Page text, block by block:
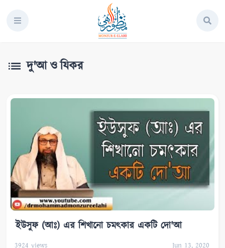
দু'আ ও যিকর
ইউসুফ (আঃ) এর শিখানো চমৎকার একটি দো'আ
3924 views Jun 13, 2020